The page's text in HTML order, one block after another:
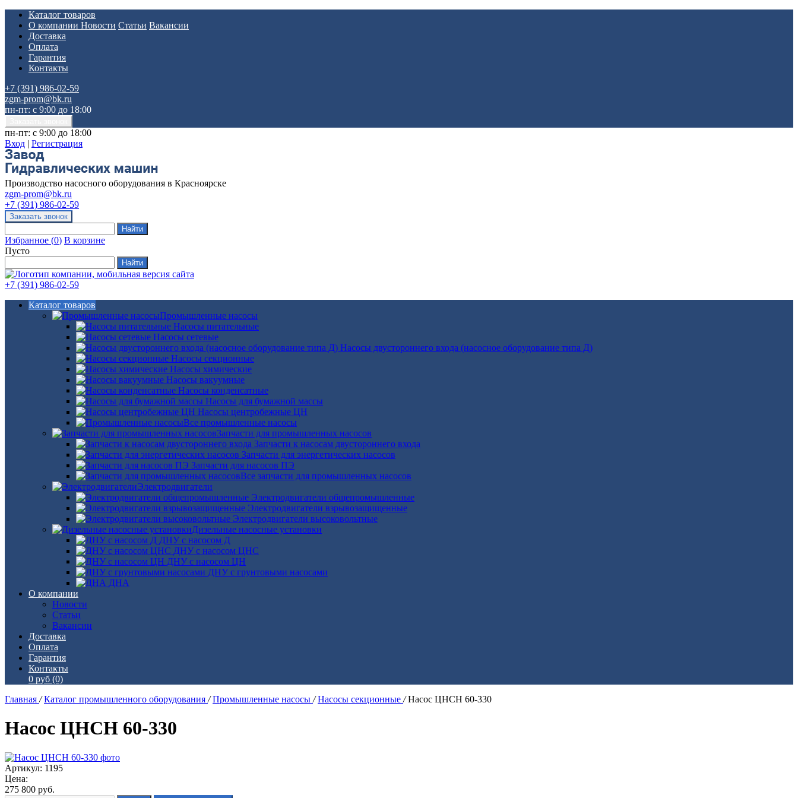
Каталог товаров
О компании Новости Статьи Вакансии
Доставка
Оплата
Гарантия
Контакты
+7 (391) 986-02-59
zgm-prom@bk.ru
пн-пт: с 9:00 до 18:00
пн-пт: с 9:00 до 18:00
Вход | Регистрация
Производство насосного оборудования в Красноярске
zgm-prom@bk.ru
+7 (391) 986-02-59
Избранное (0) В корзине
Пусто
+7 (391) 986-02-59
Каталог товаров
Промышленные насосы
Насосы питательные
Насосы сетевые
Насосы двустороннего входа (насосное оборудование типа Д)
Насосы секционные
Насосы химические
Насосы вакуумные
Насосы конденсатные
Насосы для бумажной массы
Насосы центробежные ЦН
Все промышленные насосы
Запчасти для промышленных насосов
Запчасти к насосам двустороннего входа
Запчасти для энергетических насосов
Запчасти для насосов ПЭ
Все запчасти для промышленных насосов
Электродвигатели
Электродвигатели общепромышленные
Электродвигатели взрывозащищенные
Электродвигатели высоковольтные
Дизельные насосные установки
ДНУ с насосом Д
ДНУ с насосом ЦНС
ДНУ с насосом ЦН
ДНУ с грунтовыми насосами
ДНА
О компании
Новости
Статьи
Вакансии
Доставка
Оплата
Гарантия
Контакты
0 руб (0)
Главная / Каталог промышленного оборудования / Промышленные насосы / Насосы секционные / Насос ЦНСН 60-330
Насос ЦНСН 60-330
Артикул: 1195
Цена:
275 800 руб.